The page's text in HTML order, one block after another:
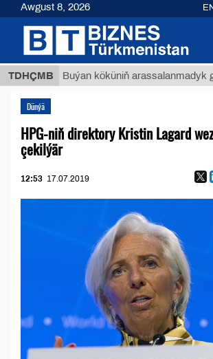
TDHÇMBBuýan köküniň arassalanmadyk
Dünýä
HPG-niň direktory Kristin Lagard
çekilýär
12:53 17.07.2019
Awgust 8, 2026